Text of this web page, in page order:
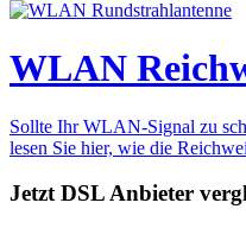
WLAN
Sollte Ihr WLAN-Signal zu
lesen Sie hier, wie die
Jetzt DSL Anbieter